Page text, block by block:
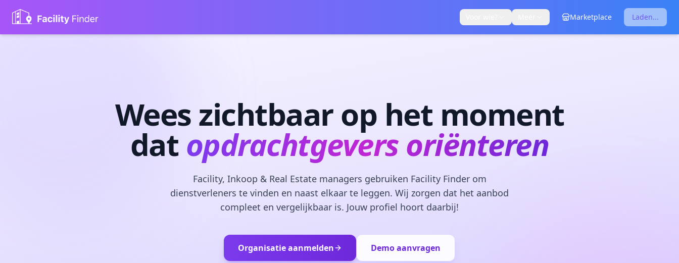
Marketplace Laden...
Wees zichtbaar op het moment
dat opdrachtgevers oriënteren
Facility, Inkoop & Real Estate managers gebruiken Facility Finder om
dienstverleners te vinden en naast elkaar te leggen. Wij zorgen dat het aanbod
compleet en vergelijkbaar is. Jouw profiel hoort daarbij!
Organisatie aanmelden Demo aanvragen